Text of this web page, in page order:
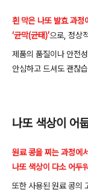
흰 막은 나또 발효 과정
‘균막(균태)’으로, 정상
제품의 품질이나 안전
안심하고 드셔도괜찮
나또 색상이 어
원료 콩을 찌는 과정에서
나또 색상이 다소 어두
또한사용된 원료콩의